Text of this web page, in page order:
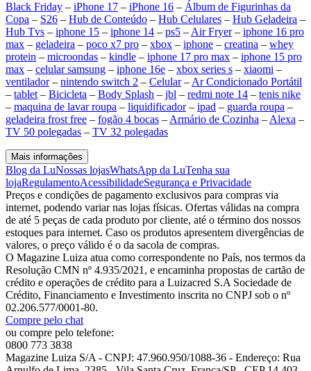
Black Friday – iPhone 17 – iPhone 16 – Álbum de Figurinhas da
Copa – S26 – Hub de Conteúdo – Hub Celulares – Hub Geladeira –
Hub Tvs – iphone 15 – iphone 14 – ps5 – Air Fryer– iphone 16 pro
max – geladeira – poco x7 pro – xbox – iphone – creatina – whey
protein – microondas – kindle – iphone 17 pro max – iphone 15 pro
max – celular samsung – iphone 16e – xbox series s – xiaomi –
ventilador– nintendo switch 2 – Celular– Ar Condicionado Portátil
– tablet – Bicicleta – Body Splash – jbl – redmi note 14 – tenis nike
– maquina de lavar roupa – liquidificador– ipad – guarda roupa –
geladeira frost free – fogão 4 bocas – Armário de Cozinha – Alexa –
TV 50 polegadas – TV 32 polegadas
Mais informações
Blog da LuNossas lojasWhatsApp da LuTenha sua
lojaRegulamentoAcessibilidadeSegurança e Privacidade
Preços e condições de pagamento exclusivos para compras via
internet, podendo variar nas lojas físicas. Ofertas válidas na compra
de até 5 peças de cada produto por cliente, até o término dos nossos
estoques para internet. Caso os produtos apresentem divergências de
valores, o preço válido é o da sacola de compras.
O Magazine Luiza atua como correspondente no País, nos termos da
Resolução CMN nº 4.935/2021, e encaminha propostas de cartão de
crédito e operações de crédito para a Luizacred S.A Sociedade de
Crédito, Financiamento e Investimento inscrita no CNPJ sob o nº
02.206.577/0001-80.
Compre pelo chat
ou compre pelo telefone:
0800 773 3838
Magazine Luiza S/A - CNPJ: 47.960.950/1088-36 - Endereço: Rua